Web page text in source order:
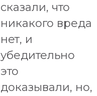
сказали, что
никакого вреда
нет, и
убедительно
это
доказывали, но,